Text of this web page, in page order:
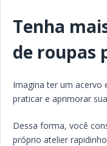
Tenha
de roupas
Imagina ter um acervo
praticar e aprimorar
Dessa forma, você
próprio atelier